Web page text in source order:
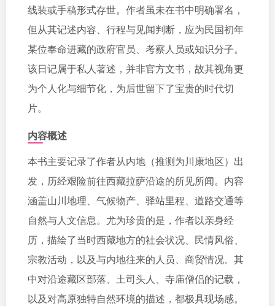
线装或手稿形式存世。作者虽未在书中明确署名，
但从其记述内容、行程与见闻判断，应为民国初年
某位奉命进藏的政府官员、考察人员或知识分子。
该日记属于私人著述，并非官方文书，故其视角更
为个人化与细节化，为后世留下了宝贵的时代切
片。
内容概述
本书主要记录了作者从内地（推测为川康地区）出
发，历经艰险前往西藏拉萨沿途的所见所闻。内容
涵盖山川地理、气候物产、驿站里程、道路交通等
自然与人文信息。尤为珍贵的是，作者以亲身经
历，描绘了当时西藏地方的社会状况、民情风俗、
宗教活动，以及与内地往来的人员、商贸情况。其
中对沿途藏区部落、土司头人、寺庙僧侣的记载，
以及对高原独特自然环境的描述，都极具现场感。